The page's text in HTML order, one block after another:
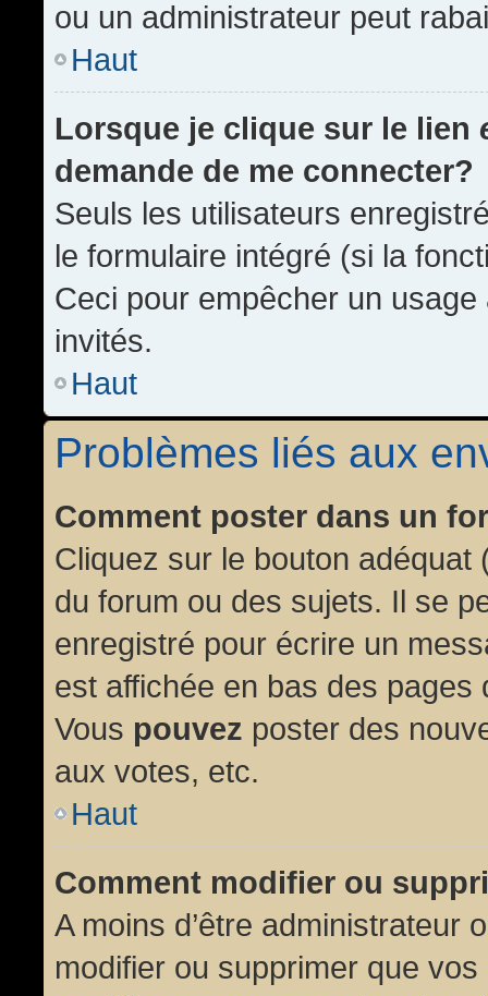
ou un administrateur peut
Haut
Lorsque je clique sur le lien
demande de me connecter?
Seuls les utilisateurs
le formulaire intégré (si la
Ceci pour empêcher un
invités.
Haut
Problèmes liés aux
Comment poster dans un
Cliquez sur le bouton
du forum ou des sujets. Il se
enregistré pour écrire un
est affichée en bas des
Vous pouvez poster des
aux votes, etc.
Haut
Comment modifier ou
A moins d’être administrateur
modifier ou supprimer que